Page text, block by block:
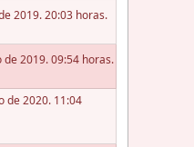
2019. 20:03 horas.
de 2019. 09:54 horas.
de 2020. 11:04